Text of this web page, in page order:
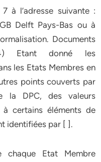
à l’adresse suivante :
Delft Pays-Bas ou à
Documents
Etant donné les
les Etats Membres en
points couverts par
la DPC, des valeurs
certains éléments de
identifiées par [ ].
Etat Membre